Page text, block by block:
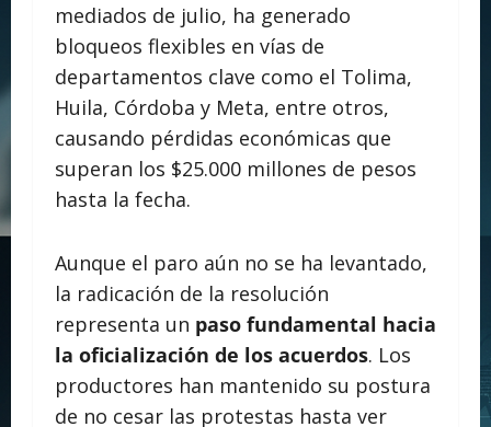
mediados de julio, ha generado
bloqueos flexibles en vías de
departamentos clave como el Tolima,
Huila, Córdoba y Meta, entre otros,
causando pérdidas económicas que
superan los $25.000 millones de pesos
hasta la fecha.
Aunque el paro aún no se ha levantado,
la radicación de la resolución
representa un paso fundamental hacia
la oficialización de los acuerdos. Los
productores han mantenido su postura
de no cesar las protestas hasta ver